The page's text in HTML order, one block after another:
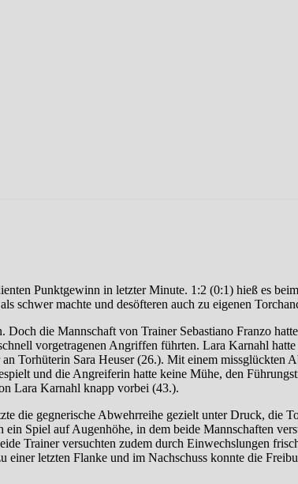
Punktgewinn in letzter Minute. 1:2 (0:1) hieß es
schwer machte und desöfteren auch zu eigenen
die Mannschaft von Trainer Sebastiano Franzo
vorgetragenen Angriffen führten. Lara Karnahl
Torhüterin Sara Heuser (26.). Mit einem missglückten
und die Angreiferin hatte keine Mühe, den
Lara Karnahl knapp vorbei (43.).
die gegnerische Abwehrreihe gezielt unter Druck, die
Spiel auf Augenhöhe, in dem beide Mannschaften
Trainer versuchten zudem durch Einwechslungen
letzten Flanke und im Nachschuss konnte die